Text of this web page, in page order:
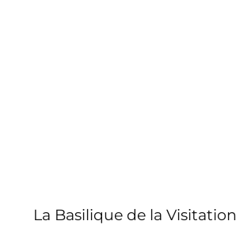
La Basilique de la Visitation